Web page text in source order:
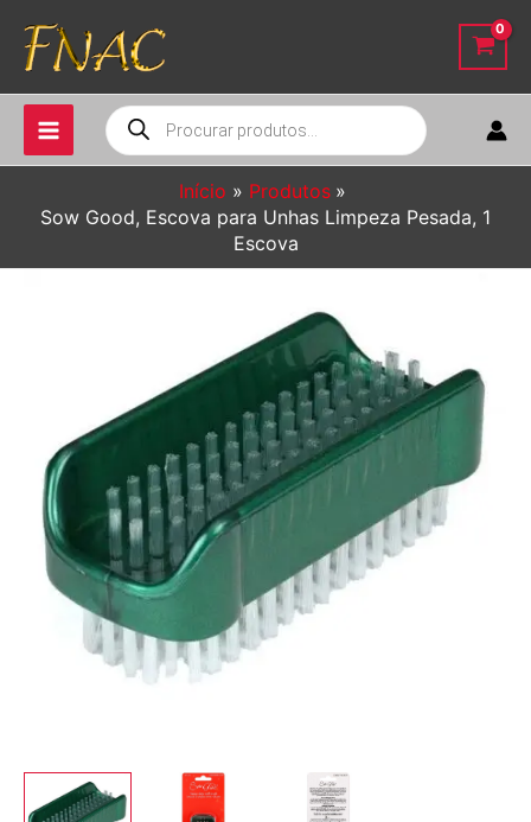
para
conteúdo
Pesquisar
produtos
Início
Produtos
Sow Good, Escova para Unhas Limpeza Pesada, 1
Escova